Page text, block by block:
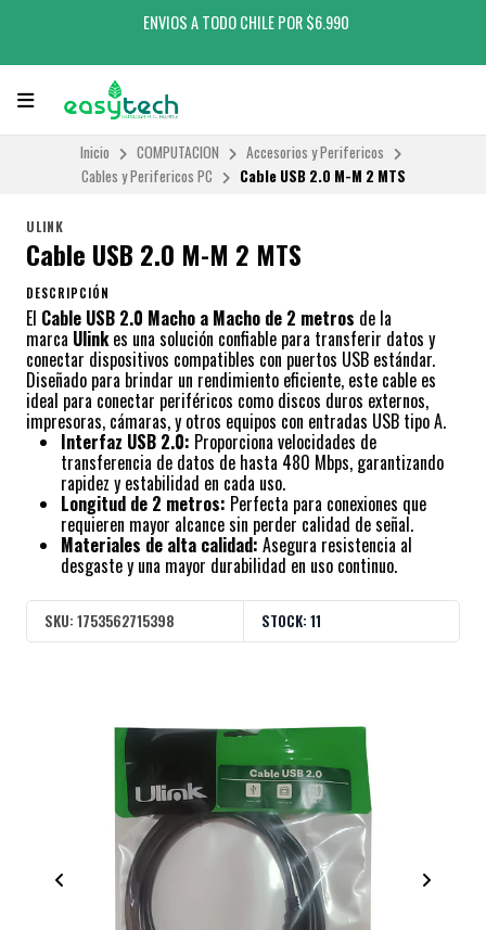
ENVIOS A TODO CHILE POR $6.990
Inicio COMPUTACION
Accesorios y Perifericos
Cables y Perifericos PC
Cable USB 2.0 M-M 2 MTS
ULINK
Cable USB 2.0 M-M 2 MTS
DESCRIPCIÓN
El Cable USB 2.0 Macho a Macho de 2 metros de la
marca Ulinkes una solución confiable para transferir datos y
conectar dispositivos compatibles con puertos USB estándar.
Diseñado para brindar un rendimiento eficiente, este cable es
ideal para conectar periféricos como discos duros externos,
impresoras, cámaras, y otros equipos con entradas USB tipo A.
Interfaz USB 2.0: Proporciona velocidades de
transferencia de datos de hasta 480 Mbps, garantizando
rapidez y estabilidad en cada uso.
Longitud de 2 metros: Perfecta para conexiones que
requieren mayor alcance sin perder calidad de señal.
Materiales de alta calidad: Asegura resistencia al
desgaste y una mayor durabilidad en uso continuo.
SKU: 1753562715398 STOCK: 11